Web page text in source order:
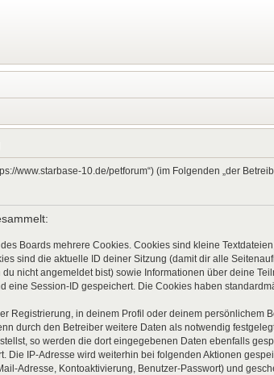
www.starbase-10.de/petforum“) (im Folgenden „der
Boards mehrere Cookies. Cookies sind kleine
sind die aktuelle ID deiner Sitzung (damit dir alle
nicht angemeldet bist) sowie Informationen über deine
eine Session-ID gespeichert. Die Cookies haben
Registrierung, in deinem Profil oder deinem persönlichem
durch den Betreiber weitere Daten als notwendig
so werden die dort eingegebenen Daten ebenfalls
Die IP-Adresse wird weiterhin bei folgenden Aktionen
Adresse, Kontoaktivierung, Benutzer-Passwort) und